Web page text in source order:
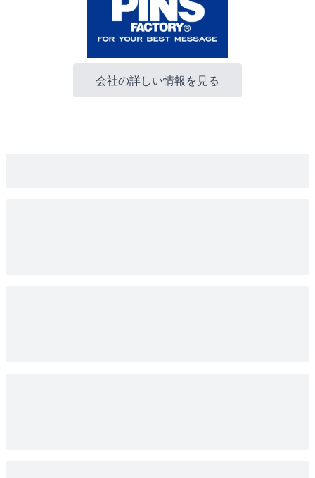
会社の詳しい情報を見る